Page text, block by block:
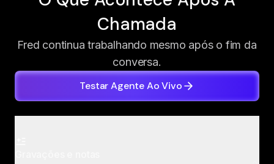
Chamada
Fred continua trabalhando mesmo após o fim da
conversa.
Testar Agente Ao Vivo